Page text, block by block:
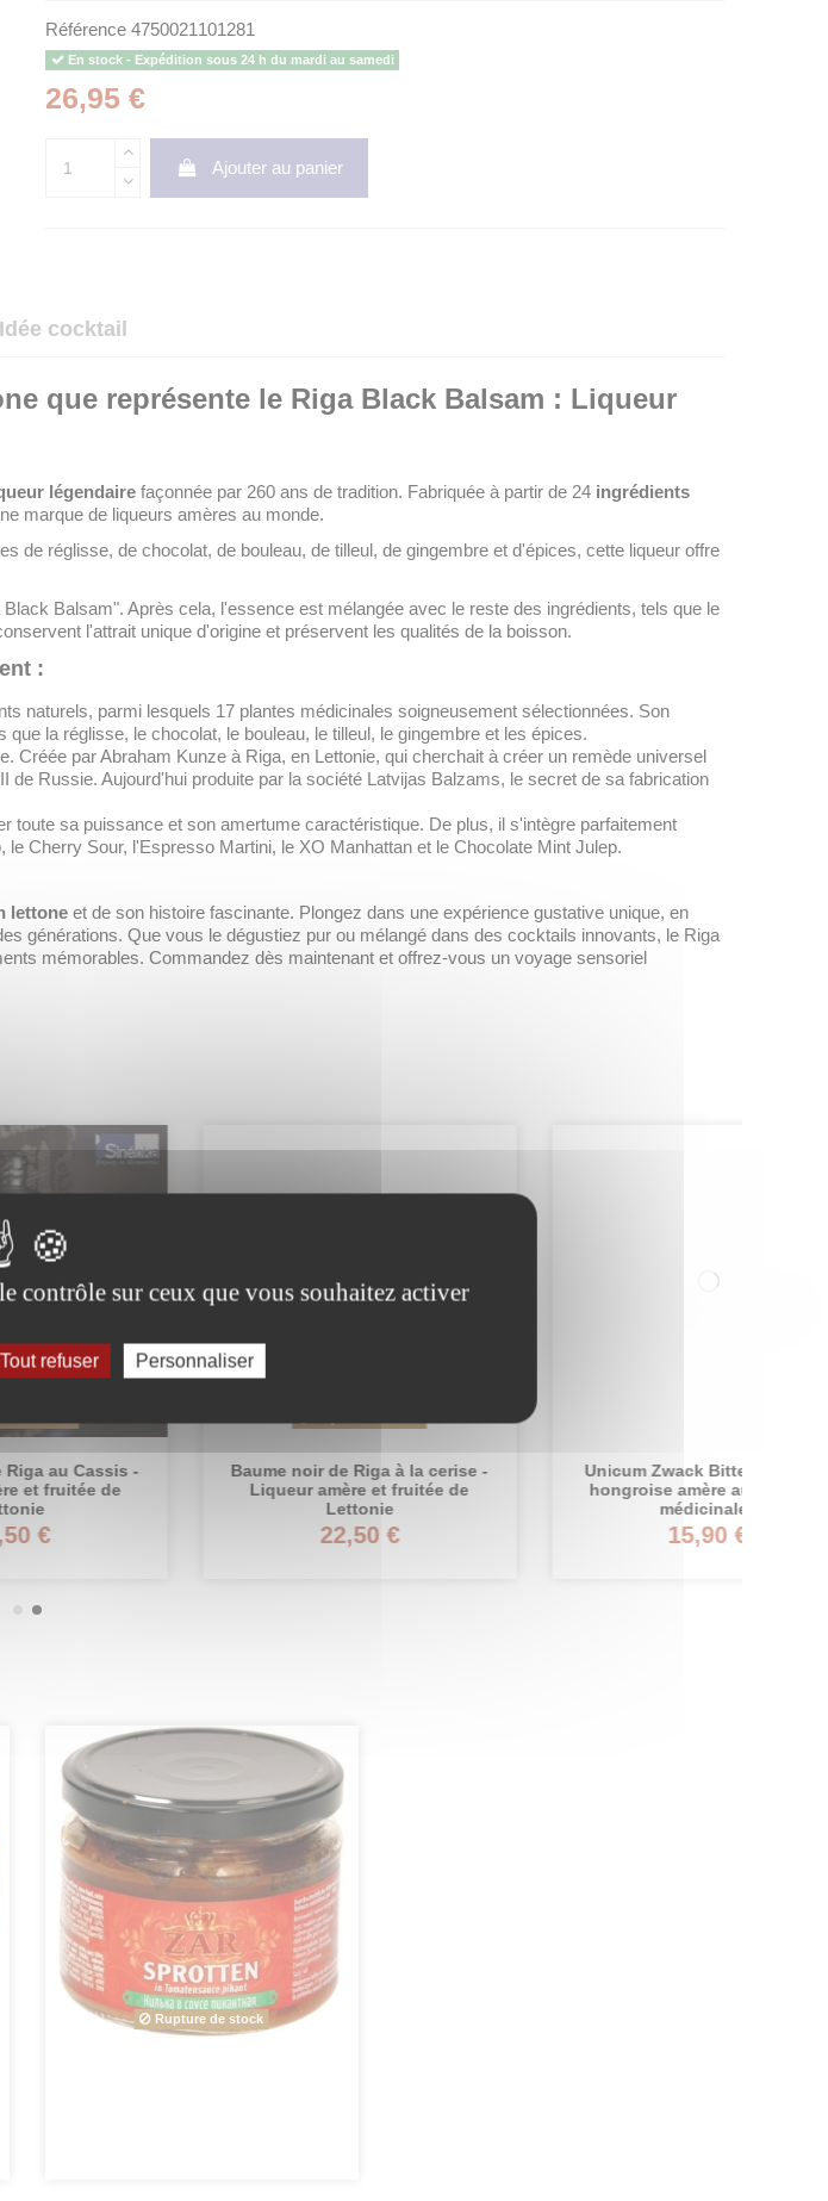
Référence 4750021101281
En stock - Expédition sous 24 h du mardi au samedi
26,95 €
Ajouter au panier
Idée cocktail
que représente le Riga Black Balsam : Liqueur
légendaire façonnée par 260 ans de tradition. Fabriquée à partir de 24 ingrédients
marque de liqueurs amères au monde.
de réglisse, de chocolat, de bouleau, de tilleul, de gingembre et d'épices, cette liqueur offre
Black Balsam". Après cela, l'essence est mélangée avec le reste des ingrédients, tels que le
l'attrait unique d'origine et préservent les qualités de la boisson.
:
naturels, parmi lesquels 17 plantes médicinales soigneusement sélectionnées. Son
la réglisse, le chocolat, le bouleau, le tilleul, le gingembre et les épices.
Créée par Abraham Kunze à Riga, en Lettonie, qui cherchait à créer un remède universel
Russie. Aujourd'hui produite par la société Latvijas Balzams, le secret de sa fabrication
toute sa puissance et son amertume caractéristique. De plus, il s'intègre parfaitement
Cherry Sour, l'Espresso Martini, le XO Manhattan et le Chocolate Mint Julep.
lettone et de son histoire fascinante. Plongez dans une expérience gustative unique, en
générations. Que vous le dégustiez pur ou mélangé dans des cocktails innovants, le Riga
mémorables. Commandez dès maintenant et offrez-vous un voyage sensoriel
Baume noir de Riga à la cerise -
Liqueur amère et fruitée de
Unicum Zwack Bitter - Liqueur
hongroise amère aux plantes
Rupture de stock
contrôle sur ceux que vous souhaitez activer
Tout refuser Personnaliser